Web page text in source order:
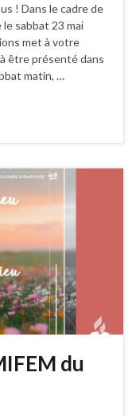
! Dans le cadre de
sabbat 23 mai
met à votre
être présenté dans
matin, …
du